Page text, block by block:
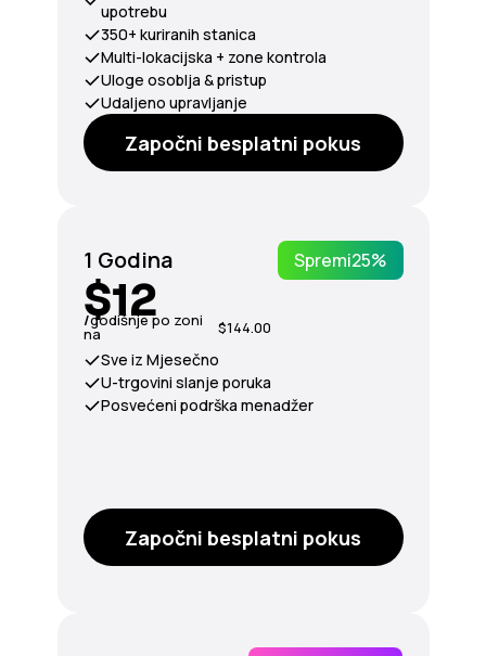
upotrebu
350+ kuriranih stanica
Multi-lokacijska + zone kontrola
Uloge osoblja & pristup
Udaljeno upravljanje
Započni besplatni pokus
1 Godina Spremi25%
$12
/godišnje po zoni
na $144.00
Sve iz Mjesečno
U-trgovini slanje poruka
Posvećeni podrška menadžer
Započni besplatni pokus